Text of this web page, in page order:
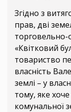
Згідно з
прав, дві
«Квітковий
товариство
власність
землі – у
тому, яке
комунальної